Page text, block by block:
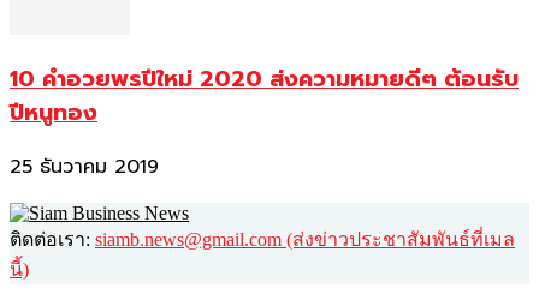
10 คำอวยพรปีใหม่ 2020 ส่งความหมายดีๆ ต้อนรับ
ปีหนูทอง
25 ธันวาคม 2019
ติดต่อเรา: siamb.news@gmail.com (ส่งข่าวประชาสัมพันธ์ที่เมล
นี้)